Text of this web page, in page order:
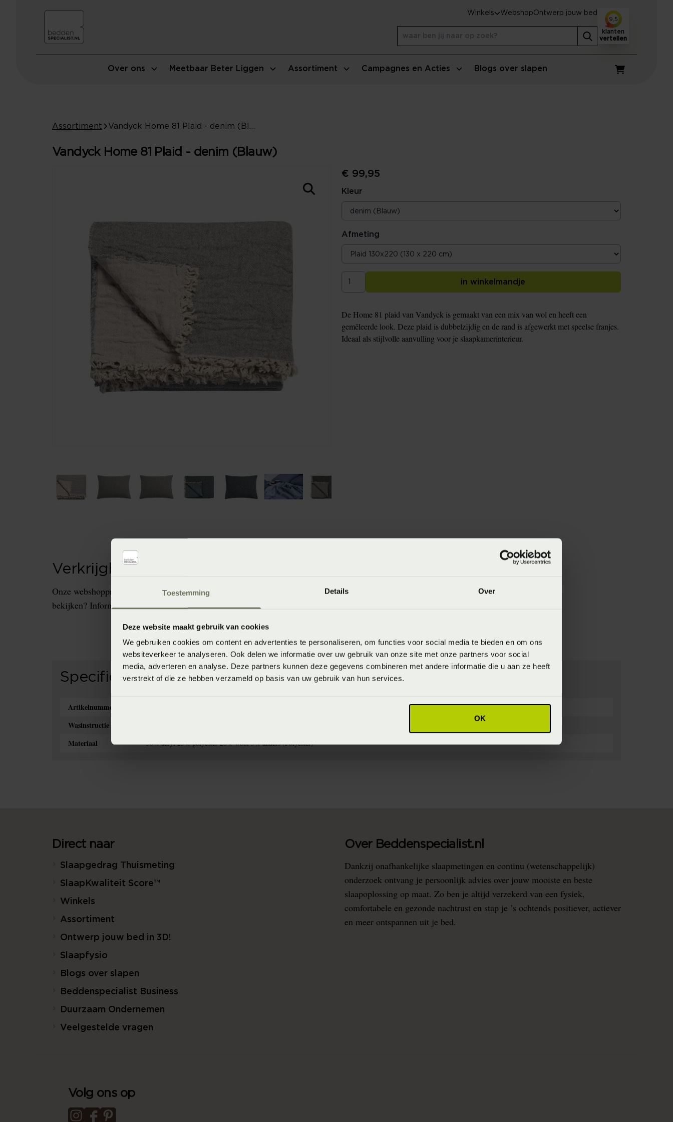
Toestemming Details Over
Deze website maakt gebruik van cookies
We gebruiken cookies om content en advertenties te personaliseren, om functies voor social media te bieden en om ons
websiteverkeer te analyseren. Ook delen we informatie over uw gebruik van onze site met onze partners voor social
media, adverteren en analyse. Deze partners kunnen deze gegevens combineren met andere informatie die u aan ze heeft
verstrekt of die ze hebben verzameld op basis van uw gebruik van hun services.
OK
Over ons Meetbaar Beter Liggen Assortiment Campagnes en Acties Blogs over slapen
Winkelwagen
Winkels WebshopOntwerp jouw bed
9,5
klanten
vertellen
Assortiment
Vandyck Home 81 Plaid - denim (Blauw)
€ 99,95
Kleur
Afmeting
in winkelmandje
De Home 81 plaid van Vandyck is gemaakt van een mix van wol en heeft een
gemêleerde look. Deze plaid is dubbelzijdig en de rand is afgewerkt met speelse franjes.
Ideaal als stijlvolle aanvulling voor je slaapkamerinterieur.
Verkrijgbaarheid in de winkels
Onze webshopproducten zijn niet altijd verkrijgbaar in de winkel. Wil je het product in de winkel
bekijken? Informeer dan eerst naar de beschikbaarheid.
Specificaties
Artikelnummer
Wasinstructie
Materiaal 50% acryl 25% polyester 20% wool 5% anders (Polyester)
Direct naar
Slaapgedrag Thuismeting
SlaapKwaliteit Score™
Winkels
Assortiment
Ontwerp jouw bed in 3D!
Slaapfysio
Blogs over slapen
Beddenspecialist Business
Duurzaam Ondernemen
Veelgestelde vragen
Over Beddenspecialist.nl
Dankzij onafhankelijke slaapmetingen en continu (wetenschappelijk)
onderzoek ontvang je persoonlijk advies over jouw mooiste en beste
slaapoplossing op maat. Zo ben je altijd verzekerd van een fysiek,
comfortabele en gezonde nachtrust en stap je ’s ochtends positiever, actiever
en meer ontspannen uit je bed.
Volg ons op